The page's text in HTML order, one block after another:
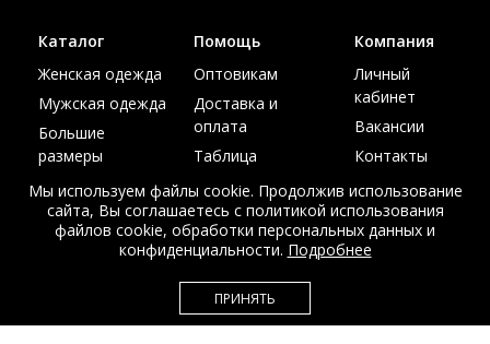
© Интернет магазин верхней одежды из меха и кожи
EDEM-ROOM 2011-2026
Каталог
Женская одежда
Мужская одежда
Большие
размеры
Акции
Помощь
Оптовикам
Доставка и
оплата
Таблица
Компания
Личный
кабинет
Вакансии
Контакты
Мы используем файлы cookie. Продолжив использование
сайта, Вы соглашаетесь с политикой использования
файлов cookie, обработки персональных данных и
конфиденциальности. Подробнее
ПРИНЯТЬ